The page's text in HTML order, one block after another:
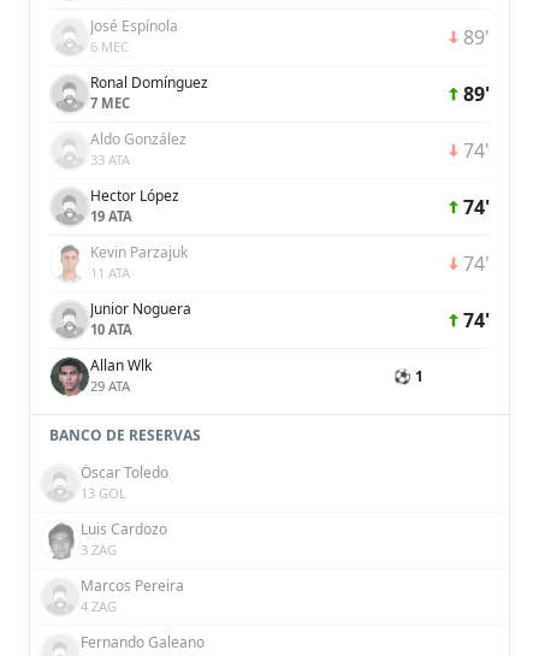
José Espínola
6 MEC 89'
Ronal Domínguez
7 MEC 89'
Aldo González
33 ATA 74'
Hector López
19 ATA 74'
Kevin Parzajuk
11 ATA 74'
Junior Noguera
10 ATA 74'
Allan Wlk
29 ATA ⚽ 1
BANCO DE RESERVAS
Óscar Toledo
13 GOL
Luis Cardozo
3 ZAG
Marcos Pereira
4 ZAG
Fernando Galeano